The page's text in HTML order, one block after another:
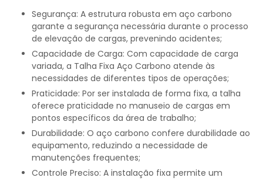
Segurança: A estrutura robusta em aço carbono
garante a segurança necessária durante o processo
de elevação de cargas, prevenindo acidentes;
Capacidade de Carga: Com capacidade de carga
variada, a Talha Fixa Aço Carbono atende às
necessidades de diferentes tipos de operações;
Praticidade: Por ser instalada de forma fixa, a talha
oferece praticidade no manuseio de cargas em
pontos específicos da área de trabalho;
Durabilidade: O aço carbono confere durabilidade ao
equipamento, reduzindo a necessidade de
manutenções frequentes;
Controle Preciso: A instalação fixa permite um